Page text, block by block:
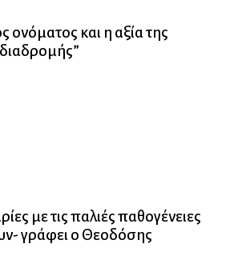
ονόματος και η αξία της
με τις παλιές παθογένειες
γράφει ο Θεοδόσης